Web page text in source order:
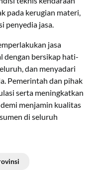
pada kerugian materi,
penyedia jasa.
jasa
dengan bersikap hati-
dan menyadari
Pemerintah dan pihak
serta meningkatkan
menjamin kualitas
di seluruh